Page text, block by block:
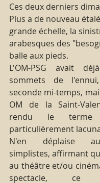
Ces deux derniers
Plus a de nouveau
grande échelle, la
arabesques des
balle aux pieds.
L'OM-PSG avait
sommets de
seconde mi-temps,
OM de la Saint-
rendu le
particulièrement
N'en déplaise
simplistes, affirmant
au théâtre et/ou
spectacle,